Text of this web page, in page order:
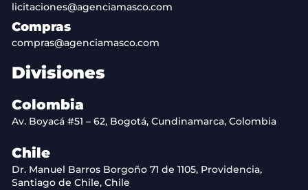
licitaciones@agenciamasco.com
Compras
compras@agenciamasco.com
Divisiones
Colombia
Av. Boyacá #51 – 62, Bogotá, Cundinamarca, Colombia
Chile
Dr. Manuel Barros Borgoño 71 de 1105, Providencia,
Santiago de Chile, Chile